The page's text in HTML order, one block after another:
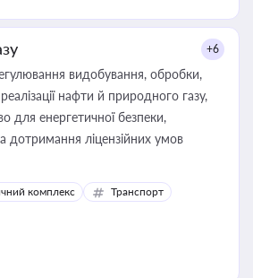
+6
видобування, обробки,
нафти й природного газу,
для енергетичної безпеки,
дотримання ліцензійних умов
комплекс
Транспорт